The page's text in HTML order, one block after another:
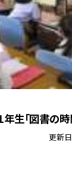
年生「図書の時
更新日